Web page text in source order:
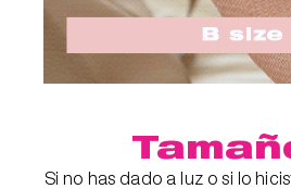
Si no has dado a luz o si lo